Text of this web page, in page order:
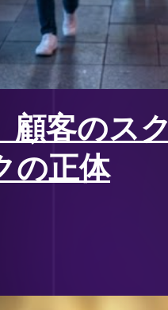
顧客のスク
の正体